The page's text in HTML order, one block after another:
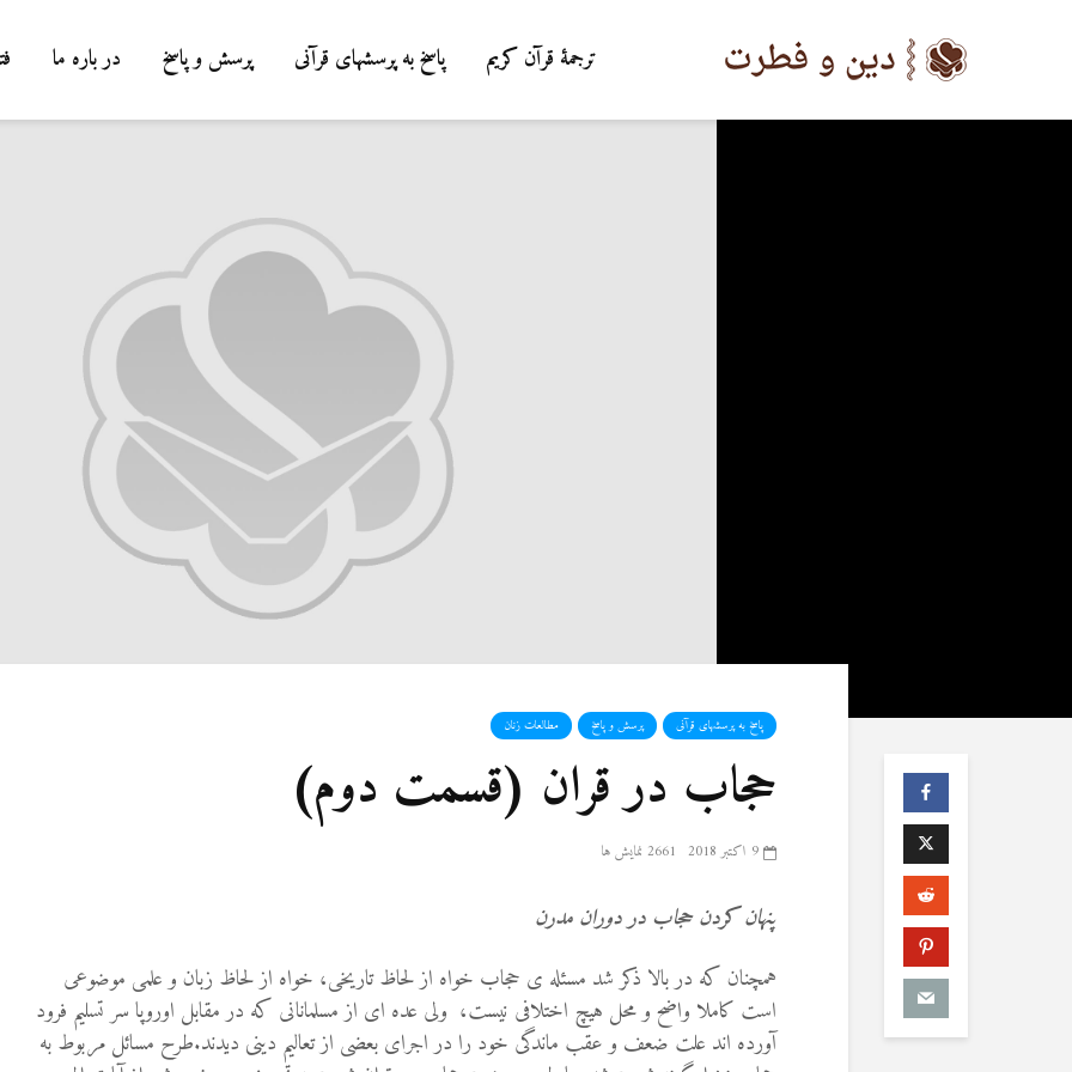
ترجمۀ قرآن کریم پاسخ به پرسشهای قرآنی پرسش و پاسخ در باره ما
پاسخ به پرسشهای قرآنی پرسش و پاسخ مطالعات زنان
حجاب در قران (قسمت دوم)
9 اکتبر 2018 2661 نمایش ها
پنهان کردن حجاب در دوران مدرن
همچنان که در بالا ذکر شد مسئله ی حجاب خواه از لحاظ تاریخی، خواه از لحاظ زبان و علمی موضوعی
است کاملا واضح و محل هیچ اختلافی نیست، ولی عده ای از مسلمانانی که در مقابل اوروپا سر تسلیم فرود
آورده اند علت ضعف و عقب ماندگی خود را در اجرای بعضی از تعالیم دینی دیدند.طرح مسائل مربوط به
درباره سنگ زدن به
میان صفا و مروه
20 جولای 2026
27 نمایش ها
19 جولای 2026